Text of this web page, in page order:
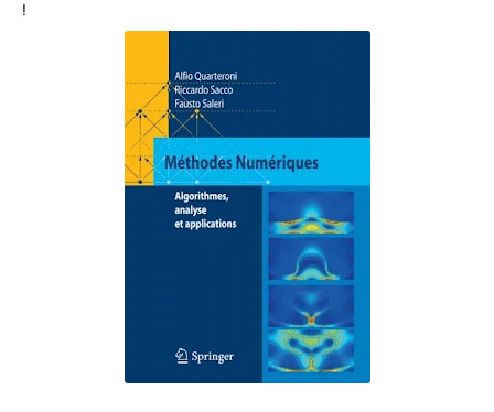
!